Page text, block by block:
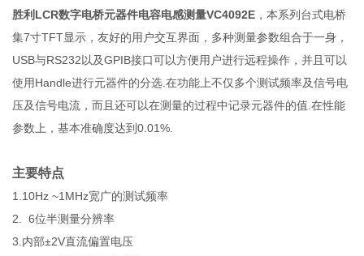
胜利LCR数字电桥元器件电容电感测量VC4092E ，本系列台式电桥
集7寸TFT显示，友好的用户交互界面，多种测量参数组合于一身，
USB与RS232以及GPIB接口可以方便用户进行远程操作，并且可以
使用Handle进行元器件的分选.在功能上不仅多个测试频率及信号电
压及信号电流，而且还可以在测量的过程中记录元器件的值.在性能
参数上，基本准确度达到0.01%.
主要特点
1.10Hz ~1MHz宽广的测试频率
2. 6位半测量分辨率
3.内部±2V直流偏置电压